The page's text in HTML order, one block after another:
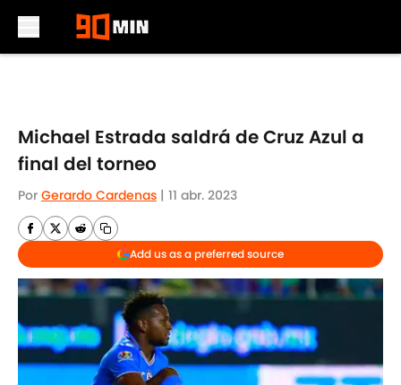
Michael Estrada saldrá de Cruz Azul a
final del torneo
Por Gerardo Cardenas | 11 abr. 2023
Add us as a preferred source